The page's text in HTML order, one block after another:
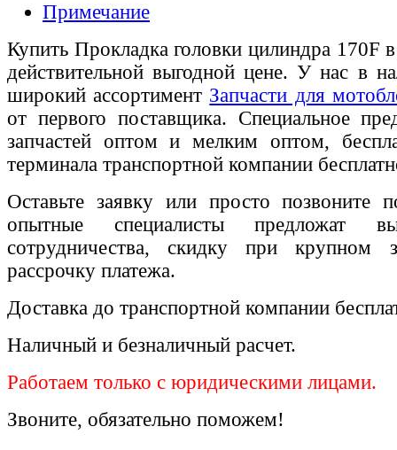
Примечание
Купить Прокладка головки цилиндра 170F
действительной выгодной цене. У нас в
широкий ассортимент Запчасти для
от первого поставщика. Специальное
запчастей оптом и мелким оптом,
терминала транспортной компании
Оставьте заявку или просто позвоните
опытные специалисты предложат
сотрудничества, скидку при крупном
рассрочку платежа.
Доставка до транспортной компании
Наличный и безналичный расчет.
Работаем только с юридическими лицами.
Звоните, обязательно поможем!